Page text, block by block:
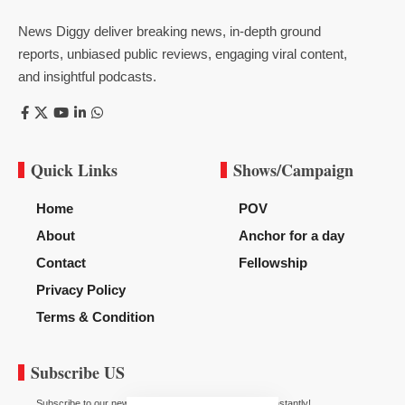
News Diggy deliver breaking news, in-depth ground
reports, unbiased public reviews, engaging viral content,
and insightful podcasts.
Quick Links
Home
About
Contact
Privacy Policy
Terms & Condition
Shows/Campaign
POV
Anchor for a day
Fellowship
Subscribe US